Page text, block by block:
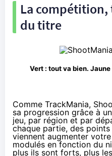
La compétition,
du titre
Vert : tout va bien.
Comme TrackMania,
sa progression grâce à
jeu, par région et par
chaque partie, des
viennent augmenter
modulés en fonction du
plus ils sont forts, plus